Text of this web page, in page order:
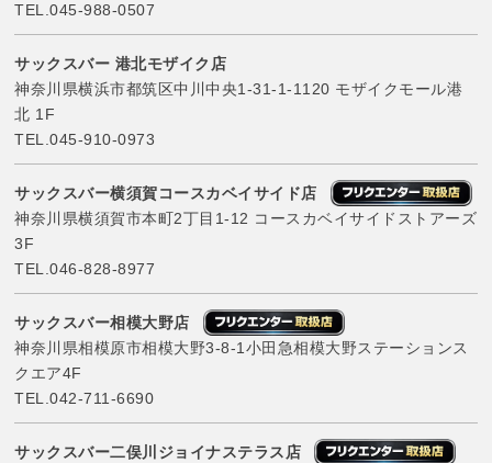
TEL.045-988-0507
サックスバー 港北モザイク店
神奈川県横浜市都筑区中川中央1-31-1-1120 モザイクモール港
北 1F
TEL.045-910-0973
サックスバー横須賀コースカベイサイド店
神奈川県横須賀市本町2丁目1-12 コースカベイサイドストアーズ
3F
TEL.046-828-8977
サックスバー相模大野店
神奈川県相模原市相模大野3-8-1小田急相模大野ステーションス
クエア4F
TEL.042-711-6690
サックスバー二俣川ジョイナステラス店